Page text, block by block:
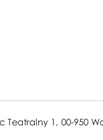
1, 00-950